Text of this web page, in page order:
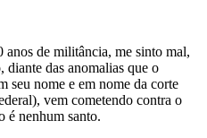
de militância, me sinto mal,
das anomalias que o
seu nome e em nome da corte
vem cometendo contra o
é nenhum santo.